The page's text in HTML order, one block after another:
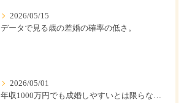
2026/05/15
データで見る歳の差婚の確率の低さ。
2026/05/01
年収1000万円でも成婚しやすいとは限らない? 「年収帯別の成婚率」のリアル